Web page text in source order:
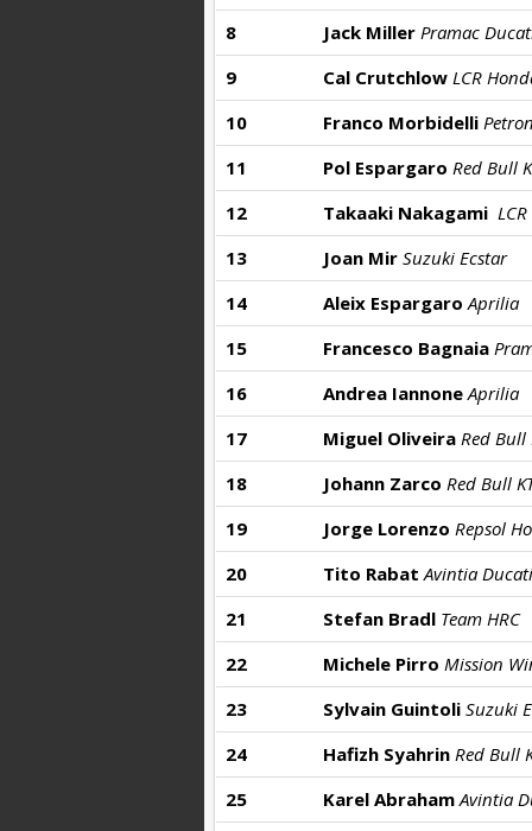
8
Jack Miller Pramac
9
Cal Crutchlow LCR
10
Franco Morbidelli
11
Pol Espargaro Red Bull
12
Takaaki Nakagami
13
Joan Mir Suzuki Ecstar
14
Aleix Espargaro Aprilia
15
Francesco Bagnaia
16
Andrea Iannone Aprilia
17
Miguel Oliveira Red Bull
18
Johann Zarco Red Bull
19
Jorge Lorenzo Repsol
20
Tito Rabat Avintia Ducati
21
Stefan Bradl Team HRC
22
Michele Pirro Mission
23
Sylvain Guintoli Suzuki
24
Hafizh Syahrin Red Bull
25
Karel Abraham Avintia